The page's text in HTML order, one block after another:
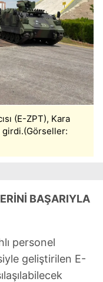
(E-ZPT), Kara
girdi.(Görseller:
BAŞARIYLA
personel
geliştirilen E-